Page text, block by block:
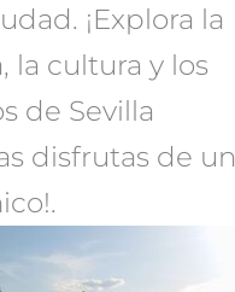
¡Explora la
la cultura y los
de Sevilla
disfrutas de un